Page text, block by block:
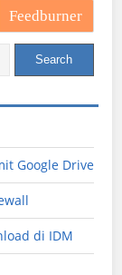
Feedburner
Google Drive
di IDM